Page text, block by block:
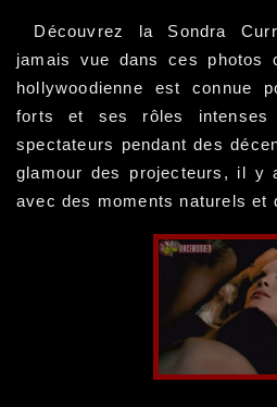
Découvrez la Sondra
jamais vue dans ces photos
hollywoodienne est connue
forts et ses rôles
spectateurs pendant des
glamour des projecteurs, il y
avec des moments naturels et